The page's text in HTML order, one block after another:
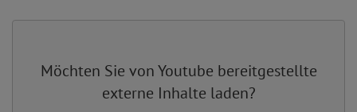
Möchten Sie vonYoutube bereitgestellte
externe Inhalte laden?